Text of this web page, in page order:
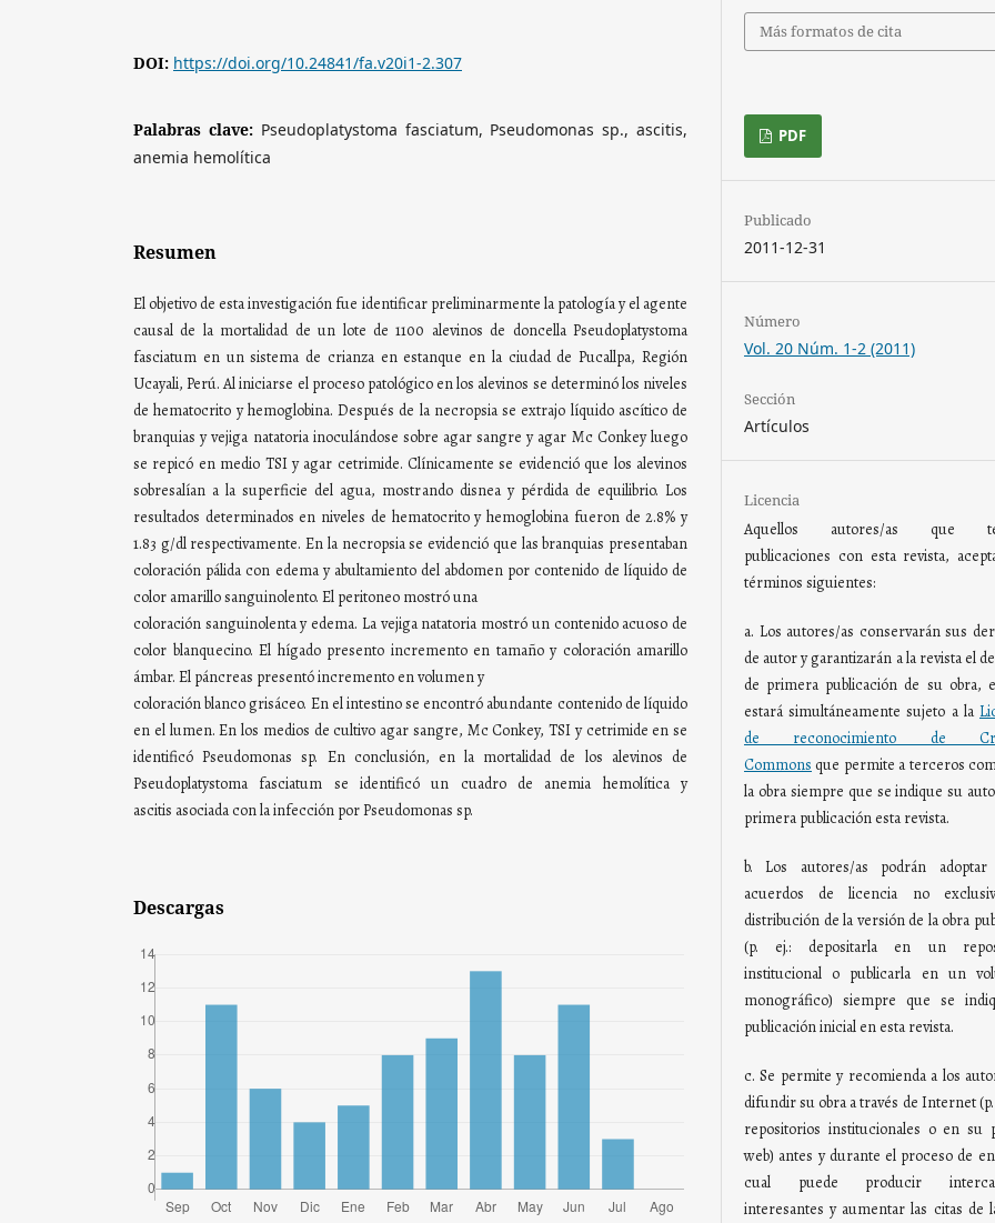
DOI: https://doi.org/10.24841/fa.v20i1-2.307
Palabras clave: Pseudoplatystoma fasciatum, Pseudomonas sp., ascitis,
anemia hemolítica
Resumen
El objetivo de esta investigación fue identificar preliminarmente la patología y el agente
causal de la mortalidad de un lote de 1100 alevinos de doncella Pseudoplatystoma
fasciatum en un sistema de crianza en estanque en la ciudad de Pucallpa, Región
Ucayali, Perú. Al iniciarse el proceso patológico en los alevinos se determinó los niveles
de hematocrito y hemoglobina. Después de la necropsia se extrajo líquido ascítico de
branquias y vejiga natatoria inoculándose sobre agar sangre y agar Mc Conkey luego
se repicó en medio TSI y agar cetrimide. Clínicamente se evidenció que los alevinos
sobresalían a la superficie del agua, mostrando disnea y pérdida de equilibrio. Los
resultados determinados en niveles de hematocrito y hemoglobina fueron de 2.8% y
1.83 g/dl respectivamente. En la necropsia se evidenció que las branquias presentaban
coloración pálida con edema y abultamiento del abdomen por contenido de líquido de
color amarillo sanguinolento. El peritoneo mostró una
coloración sanguinolenta y edema. La vejiga natatoria mostró un contenido acuoso de
color blanquecino. El hígado presento incremento en tamaño y coloración amarillo
ámbar. El páncreas presentó incremento en volumen y
coloración blanco grisáceo. En el intestino se encontró abundante contenido de líquido
en el lumen. En los medios de cultivo agar sangre, Mc Conkey, TSI y cetrimide en se
identificó Pseudomonas sp. En conclusión, en la mortalidad de los alevinos de
Pseudoplatystoma fasciatum se identificó un cuadro de anemia hemolítica y
ascitis asociada con la infección por Pseudomonas sp.
Descargas
PDF
Publicado
2011-12-31
Número
Vol. 20 Núm. 1-2 (2011)
Sección
Artículos
Licencia
Aquellos autores/as que
publicaciones con esta revista,
términos siguientes:
a. Los autores/as conservarán sus
de autor y garantizarán a la revista el
de primera publicación de su obra,
estará simultáneamente sujeto a la
de reconocimiento de
Commons que permite a terceros
la obra siempre que se indique su
primera publicación esta revista.
b. Los autores/as podrán adoptar
acuerdos de licencia no
distribución de la versión de la obra
(p. ej.: depositarla en un
institucional o publicarla en un
monográfico) siempre que se
publicación inicial en esta revista.
c. Se permite y recomienda a los
difundir su obra a través de Internet (p.
repositorios institucionales o en su
web) antes y durante el proceso de
cual puede producir
interesantes y aumentar las citas de
Más formatos de cita